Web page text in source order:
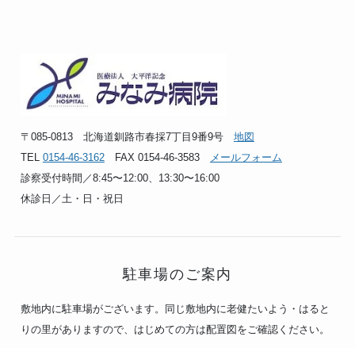
〒085-0813 北海道釧路市春採7丁目9番9号 地図
TEL 0154-46-3162FAX 0154-46-3583
メールフォーム
診察受付時間／8:45〜12:00、13:30〜16:00
休診日／土・日・祝日
駐車場のご案内
敷地内に駐車場がございます。同じ敷地内に老健たいよう・はると
りの里がありますので、はじめての方は配置図をご確認ください。